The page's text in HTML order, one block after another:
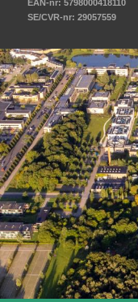
EAN-nr: 5798000418110
SE/CVR-nr: 29057559